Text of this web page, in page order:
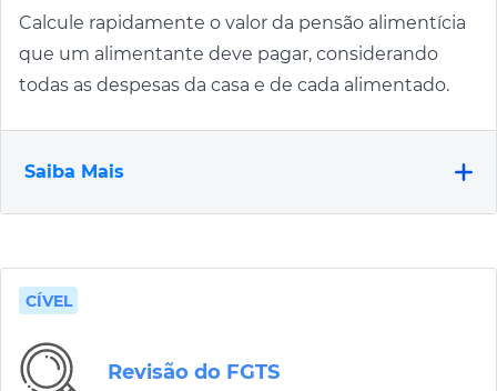
Calcule rapidamente o valor da pensão alimentícia
que um alimentante deve pagar, considerando
todas as despesas da casa e de cada alimentado.
Saiba Mais
CÍVEL
Revisão do FGTS